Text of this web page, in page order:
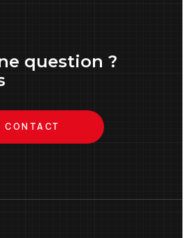
question ?
CONTACT